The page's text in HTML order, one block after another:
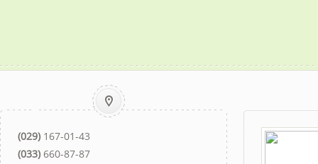
(029) 167-01-43
(033) 660-87-87